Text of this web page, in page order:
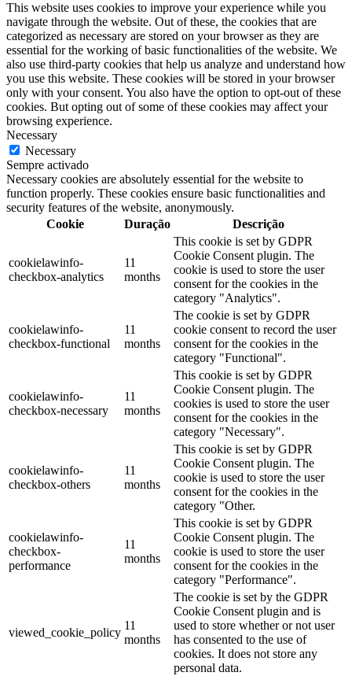
This website uses cookies to improve your experience while you
navigate through the website. Out of these, the cookies that are
categorized as necessary are stored on your browser as they are
essential for the working of basic functionalities of the website. We
also use third-party cookies that help us analyze and understand how
you use this website. These cookies will be stored in your browser
only with your consent. You also have the option to opt-out of these
cookies. But opting out of some of these cookies may affect your
browsing experience.
Necessary
Necessary
Sempre activado
Necessary cookies are absolutely essential for the website to
function properly. These cookies ensure basic functionalities and
security features of the website, anonymously.
Cookie
Duração Descrição
cookielawinfo-
checkbox-analytics
11
months
This cookie is set by GDPR
Cookie Consent plugin. The
cookie is used to store the user
consent for the cookies in the
category "Analytics".
cookielawinfo-
checkbox-functional
11
months
The cookie is set by GDPR
cookie consent to record the user
consent for the cookies in the
category "Functional".
cookielawinfo-
checkbox-necessary
11
months
This cookie is set by GDPR
Cookie Consent plugin. The
cookies is used to store the user
consent for the cookies in the
category "Necessary".
cookielawinfo-
checkbox-others
11
months
This cookie is set by GDPR
Cookie Consent plugin. The
cookie is used to store the user
consent for the cookies in the
category "Other.
cookielawinfo-
checkbox-
performance
11
months
This cookie is set by GDPR
Cookie Consent plugin. The
cookie is used to store the user
consent for the cookies in the
category "Performance".
viewed_cookie_policy
11
months
The cookie is set by the GDPR
Cookie Consent plugin and is
used to store whether or not user
has consented to the use of
cookies. It does not store any
personal data.